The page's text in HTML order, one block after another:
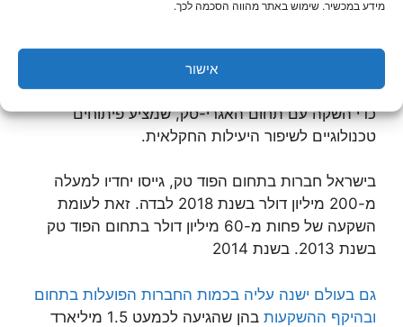
מידע במכשיר. שימוש באתר מהווה הסכמה לכך.
אישור
ישנן הערכות שונות להיקף תעשיית הפוד טק, כאשר
חלק מהמעריכים מצמצמים אותה לכדי פיתוחים
טכנולוגיים במזון בלבד, ואילו אחרים מרחיבים אותה עד
כדי השקה עם תחום האגרי-טק, שמציע פיתוחים
טכנולוגיים לשיפור היעילות החקלאית.
בישראל חברות בתחום הפוד טק, גייסו יחדיו למעלה
מ-200 מיליון דולר בשנת 2018 לבדה. זאת לעומת
השקעה של פחות מ-60 מיליון דולר בתחום הפוד טק
בשנת 2013. בשנת 2014
גם בעולם ישנה עליה בכמות החברות הפועלות בתחום
ובהיקף ההשקעות
בהן שהגיעה לכמעט 1.5 מיליארד